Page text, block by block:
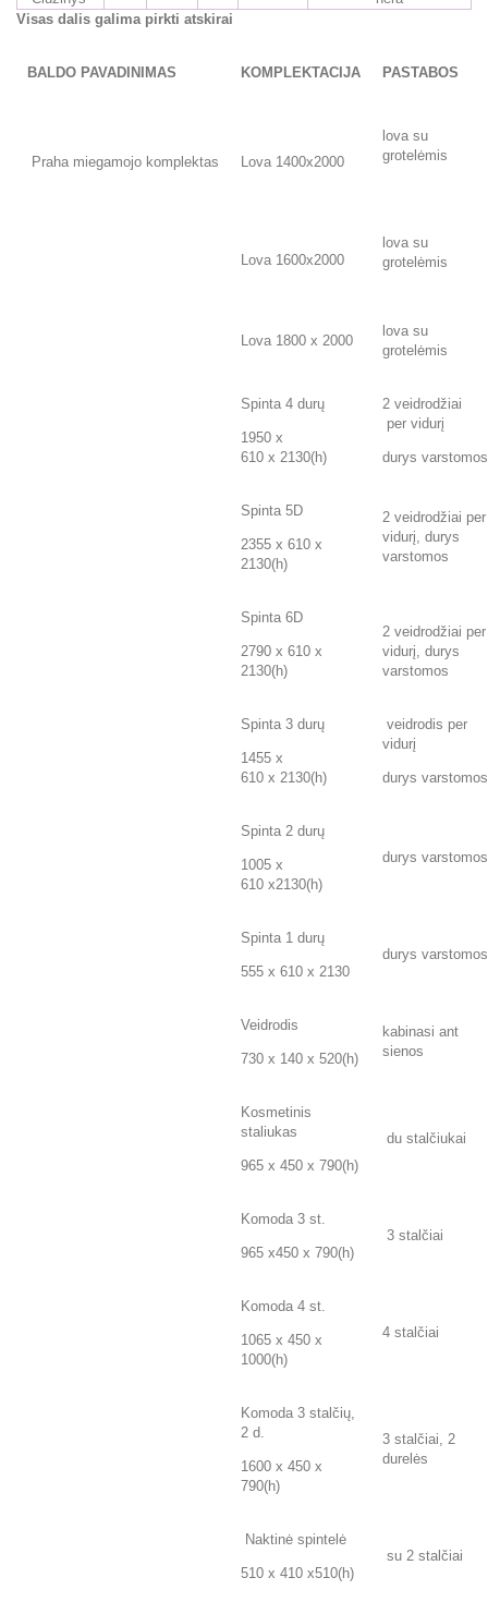
Visas dalis galima pirkti atskirai
BALDO PAVADINIMAS KOMPLEKTACIJA PASTABOS
Praha miegamojo komplektas Lova 1400x2000
lova su
grotelėmis
Lova 1600x2000
lova su
grotelėmis
Lova 1800 x 2000
lova su
grotelėmis
Spinta 4 durų
1950 x
610 x 2130(h)
2 veidrodžiai
per vidurį
durys varstomos
Spinta 5D
2355 x 610 x
2130(h)
2 veidrodžiai per
vidurį, durys
varstomos
Spinta 6D
2790 x 610 x
2130(h)
2 veidrodžiai per
vidurį, durys
varstomos
Spinta 3 durų
1455 x
610 x 2130(h)
veidrodis per
vidurį
durys varstomos
Spinta 2 durų
1005 x
610 x2130(h)
durys varstomos
Spinta 1 durų
555 x 610 x 2130
durys varstomos
Veidrodis
730 x 140 x 520(h)
kabinasi ant
sienos
Kosmetinis
staliukas
965 x 450 x 790(h)
du stalčiukai
Komoda 3 st.
965 x450 x 790(h)
3 stalčiai
Komoda 4 st.
1065 x 450 x
1000(h)
4 stalčiai
Komoda 3 stalčių,
2 d.
1600 x 450 x
790(h)
3 stalčiai, 2
durelės
Naktinė spintelė
510 x 410 x510(h)
su 2 stalčiai